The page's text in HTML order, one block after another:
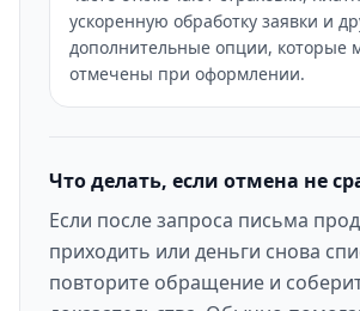
ускоренную обработку заявки и
дополнительные опции, которые
отмечены при оформлении.
Что делать, если отмена не
Если после запроса письма
приходить или деньги снова
повторите обращение и